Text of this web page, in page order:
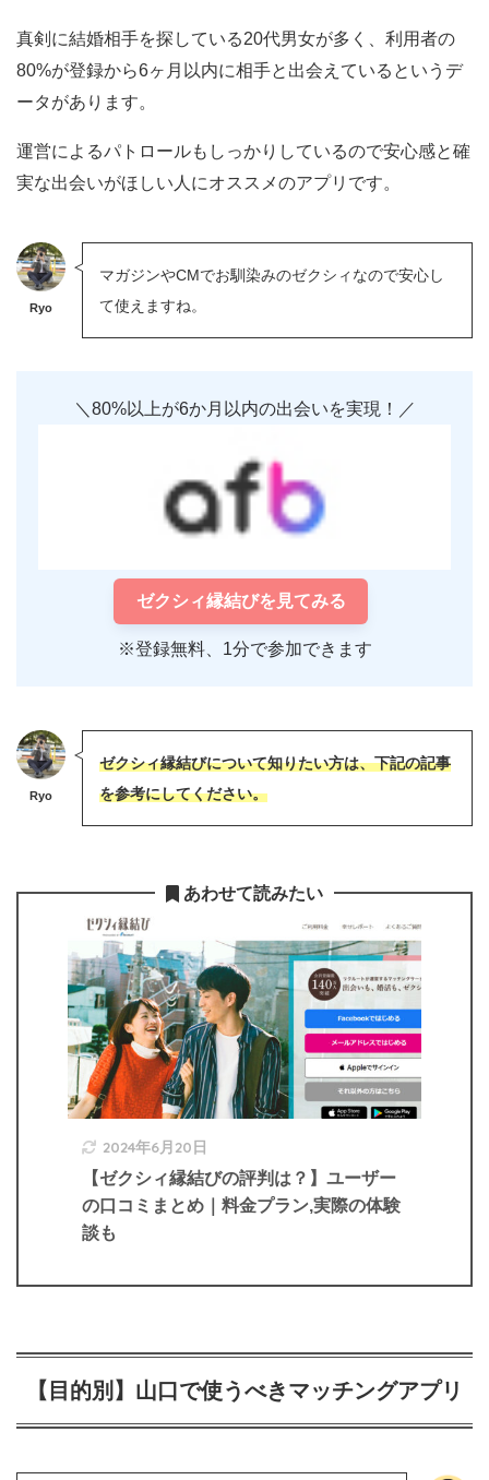
真剣に結婚相手を探している20代男女が多く、利用者の
80%が登録から6ヶ月以内に相手と出会えているというデ
ータがあります。
運営によるパトロールもしっかりしているので安心感と確
実な出会いがほしい人にオススメのアプリです。
Ryo
マガジンやCMでお馴染みのゼクシィなので安心し
て使えますね。
＼80%以上が6か月以内の出会いを実現！／
ゼクシィ縁結びを見てみる
※登録無料、1分で参加できます
Ryo
ゼクシィ縁結びについて知りたい方は、下記の記事
を参考にしてください。
あわせて読みたい
2024年6月20日
【ゼクシィ縁結びの評判は？】ユーザー
の口コミまとめ｜料金プラン,実際の体験
談も
【目的別】山口で使うべきマッチングアプリ